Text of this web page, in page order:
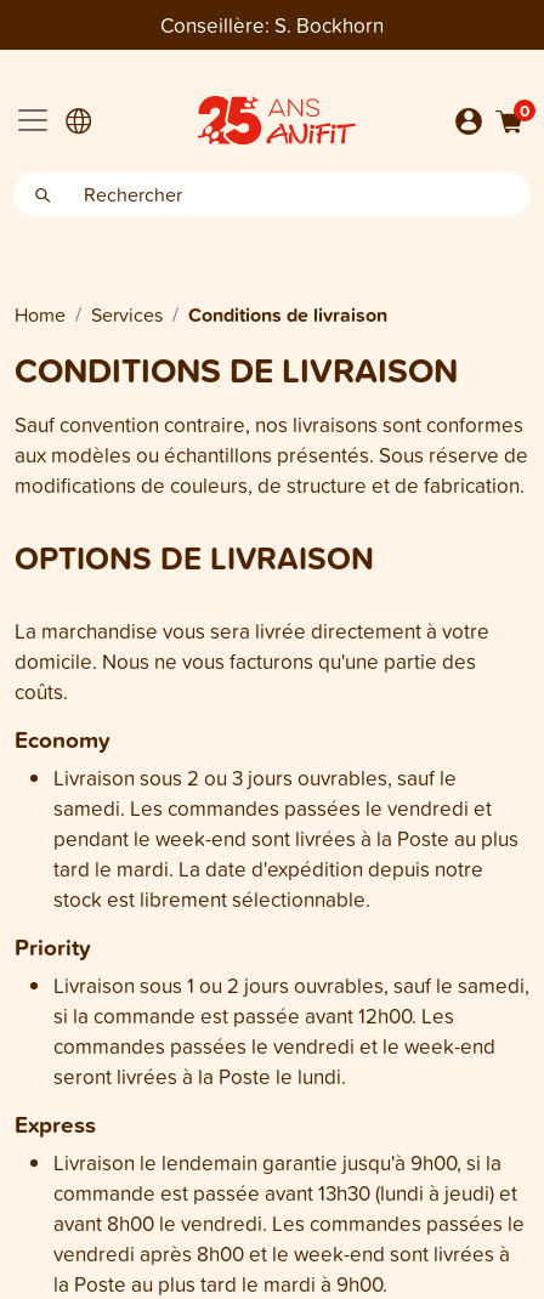
Conseillère: S. Bockhorn
0
Home Services Conditions de livraison
CONDITIONS DE LIVRAISON
Sauf convention contraire, nos livraisons sont conformes
aux modèles ou échantillons présentés. Sous réserve de
modifications de couleurs, de structure et de fabrication.
OPTIONS DE LIVRAISON
La marchandise vous sera livrée directement à votre
domicile. Nous ne vous facturons qu'une partie des
coûts.
Economy
Livraison sous 2 ou 3 jours ouvrables, sauf le
samedi. Les commandes passées le vendredi et
pendant le week-end sont livrées à la Poste au plus
tard le mardi. La date d'expédition depuis notre
stock est librement sélectionnable.
Priority
Livraison sous 1 ou 2 jours ouvrables, sauf le samedi,
si la commande est passée avant 12h00. Les
commandes passées le vendredi et le week-end
seront livrées à la Poste le lundi.
Express
Livraison le lendemain garantie jusqu'à 9h00, si la
commande est passée avant 13h30 (lundi à jeudi) et
avant 8h00 le vendredi. Les commandes passées le
vendredi après 8h00 et le week-end sont livrées à
la Poste au plus tard le mardi à 9h00.